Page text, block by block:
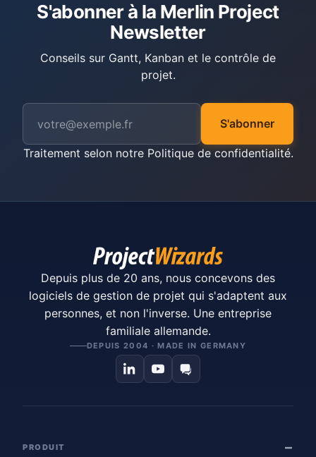
S'abonner à la Merlin Project
Newsletter
Conseils sur Gantt, Kanban et le contrôle de
projet.
S'abonner
Traitement selon notre Politique de confidentialité.
Depuis plus de 20 ans, nous concevons des
logiciels de gestion de projet qui s'adaptent aux
personnes, et non l'inverse. Une entreprise
familiale allemande.
DEPUIS 2004 · MADE IN GERMANY
PRODUIT